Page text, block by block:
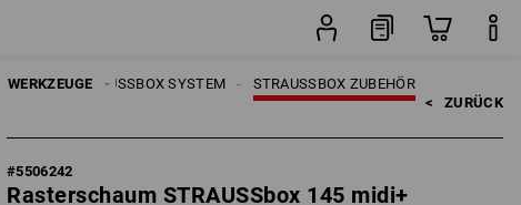
WERKZEUGE STRAUSSBOX ZUBEHÖR
STRAUSSBOX SYSTEM
< ZURÜCK
#5506242
Rasterschaum STRAUSSbox 145 midi+